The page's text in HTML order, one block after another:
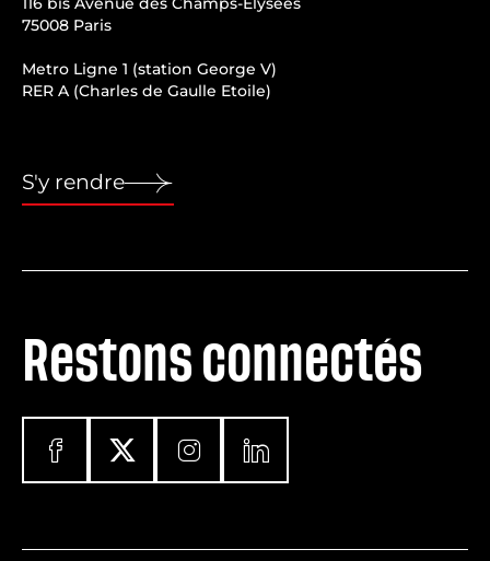
75008 Paris
Metro Ligne 1 (station George V)
RER A (Charles de Gaulle Etoile)
S'y rendre
Restons connectés